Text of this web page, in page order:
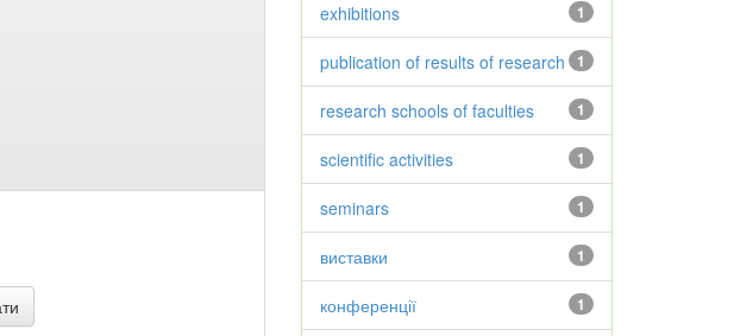
1
exhibitions
1
publication of results of research
1
research schools of faculties
1
scientific activities
1
seminars
1
виставки
1
конференції